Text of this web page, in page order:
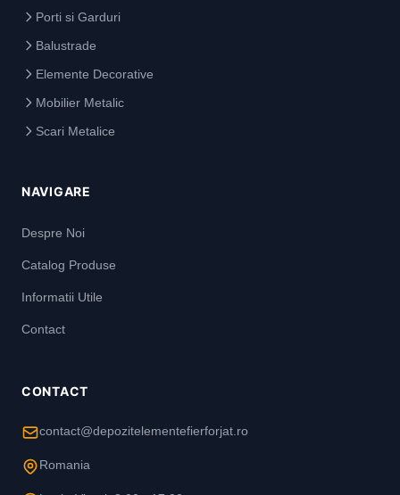
Porti si Garduri
Balustrade
Elemente Decorative
Mobilier Metalic
Scari Metalice
NAVIGARE
Despre Noi
Catalog Produse
Informatii Utile
Contact
CONTACT
contact@depozitelementefierforjat.ro
Romania